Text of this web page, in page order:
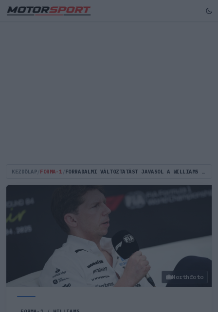
KEZDŐLAP FORMA-1 FORRADALMI VÁLTOZTATÁST JAVASOL A WILLIAMS FŐNÖKE: ELTŰNHET A PÉNTEKI NAP A FORMA–1-BŐL
Northfoto